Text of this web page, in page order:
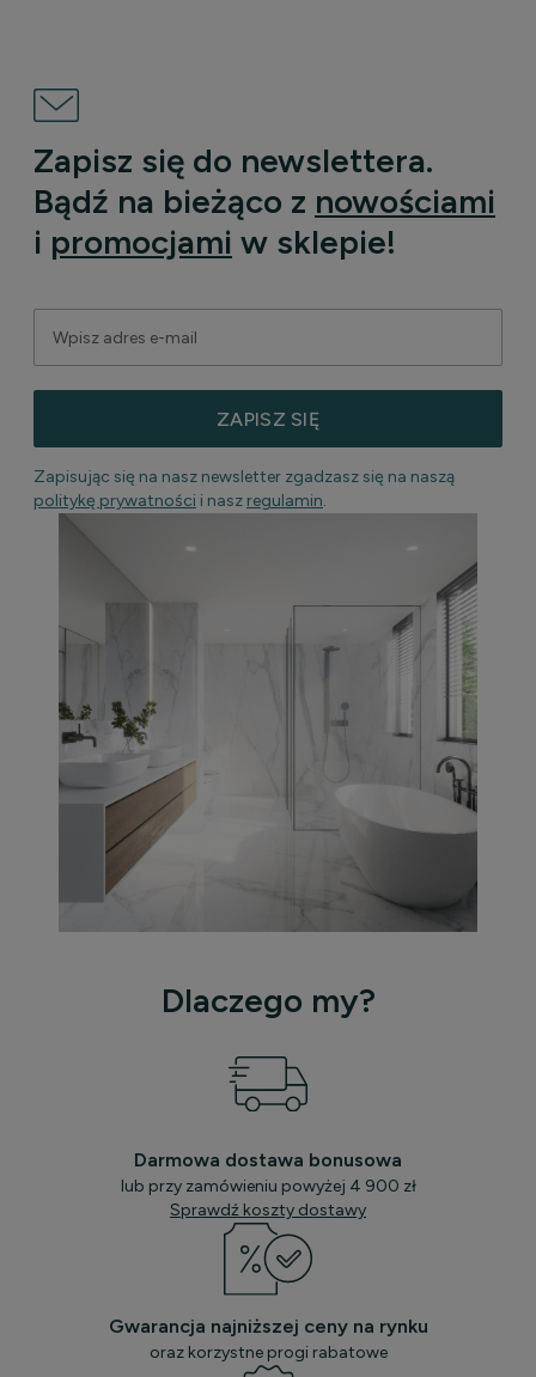
Zapisz się do newslettera.
Bądź na bieżąco z nowościami
i promocjami w sklepie!
ZAPISZ SIĘ
Zapisując się na nasz newsletter zgadzasz się na naszą
politykę prywatności i nasz regulamin.
Dlaczego my?
Darmowa dostawa bonusowa
lub przy zamówieniu powyżej 4 900 zł
Sprawdź koszty dostawy
Gwarancja najniższej ceny na rynku
oraz korzystne progi rabatowe